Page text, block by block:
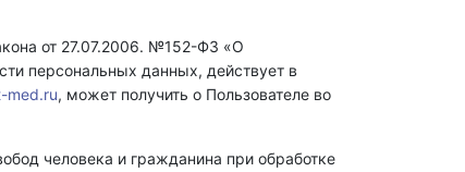
от 27.07.2006. №152-ФЗ «О
персональных данных, действует в
med.ru, может получить о Пользователе во
человека и гражданина при обработке